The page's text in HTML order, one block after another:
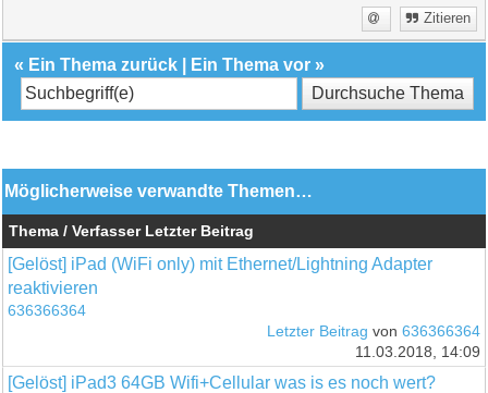
Zitieren
« Ein Thema zurück Ein Thema vor »
Möglicherweise verwandte Themen…
Thema / Verfasser Letzter Beitrag
[Gelöst] iPad (WiFi only) mit Ethernet/Lightning Adapter
reaktivieren
636366364
Letzter Beitrag von 636366364
11.03.2018, 14:09
[Gelöst] iPad3 64GB Wifi+Cellular was is es noch wert?